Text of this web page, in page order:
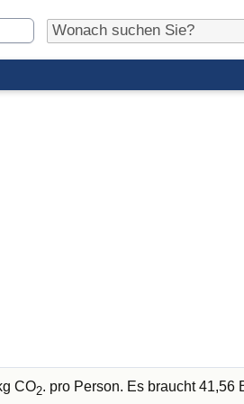
CO2. pro Person. Es braucht 41,56